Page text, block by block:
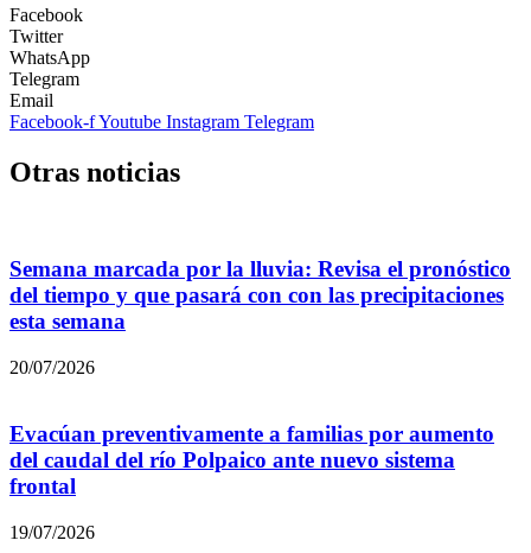
Facebook
Twitter
WhatsApp
Telegram
Email
Facebook-fYoutube Instagram Telegram
Otras noticias
Semana marcada por la lluvia: Revisa el pronóstico
del tiempo y que pasará con con las precipitaciones
esta semana
20/07/2026
Evacúan preventivamente a familias por aumento
del caudal del río Polpaico ante nuevo sistema
frontal
19/07/2026